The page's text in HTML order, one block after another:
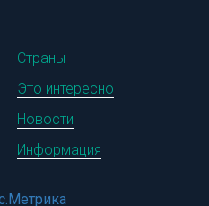
Страны
Это интересно
Новости
Информация